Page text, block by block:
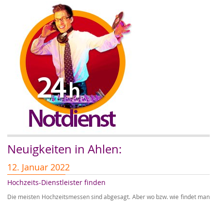
Neuigkeiten in Ahlen:
12. Januar 2022
Hochzeits-Dienstleister finden
Die meisten Hochzeitsmessen sind abgesagt. Aber wo bzw. wie findet man